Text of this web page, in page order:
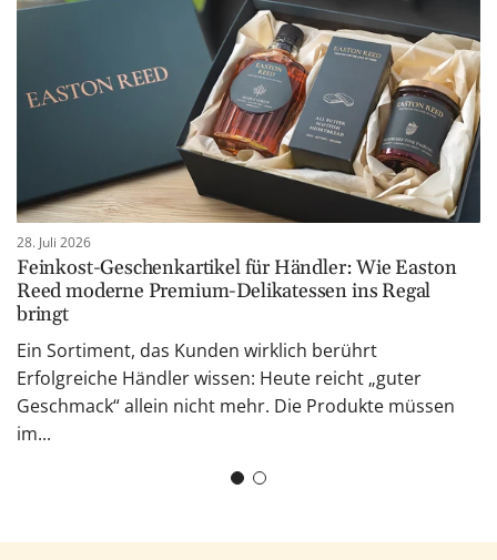
28. Juli 2026
Feinkost-Geschenkartikel für Händler: Wie Easton
Reed moderne Premium-Delikatessen ins Regal
bringt
Ein Sortiment, das Kunden wirklich berührt
Erfolgreiche Händler wissen: Heute reicht „guter
Geschmack“ allein nicht mehr. Die Produkte müssen
im...